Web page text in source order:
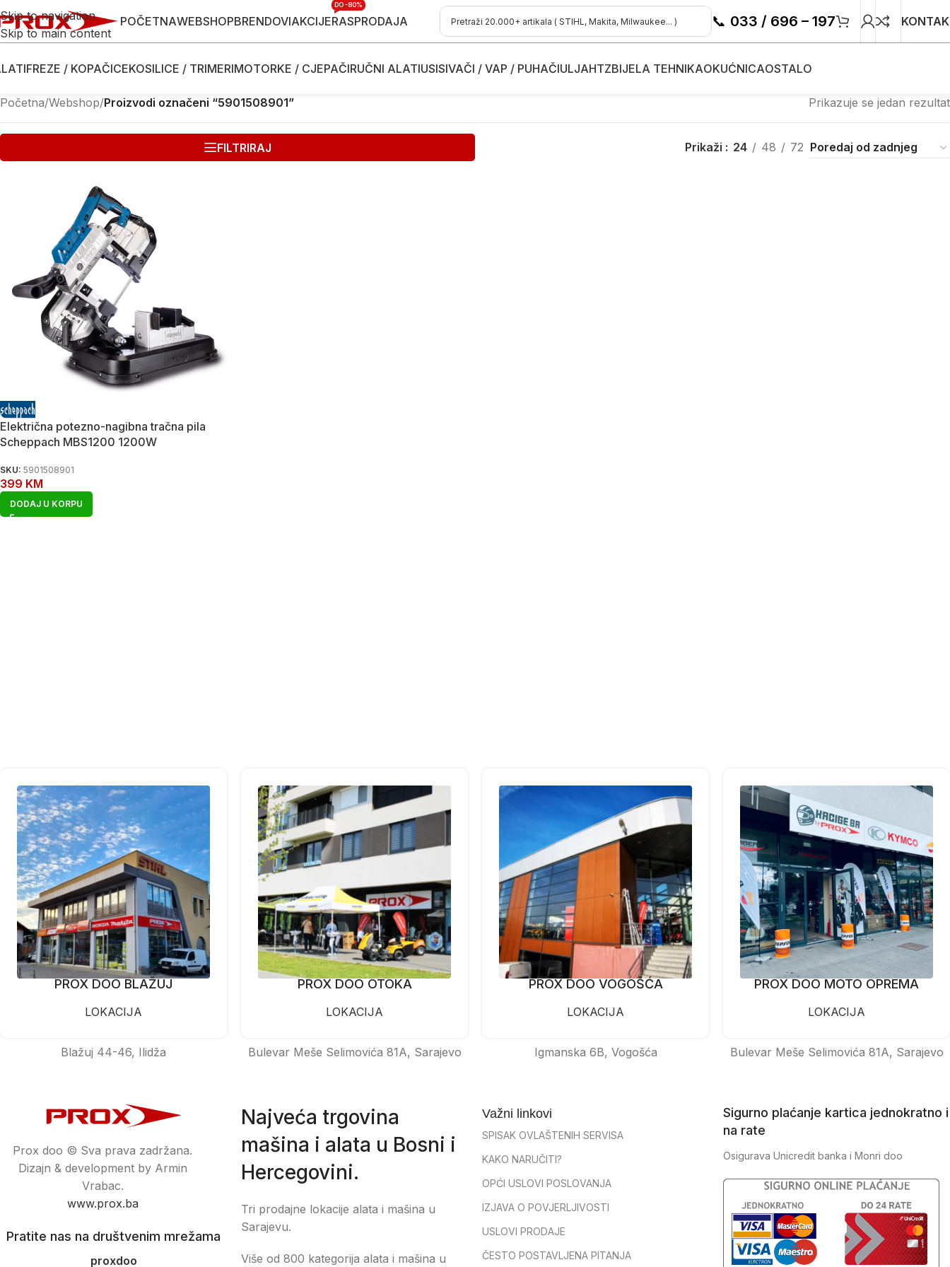
Skip to navigation
Skip to main content
POČETNAWEBSHOPBRENDOVIAKCIJERASPRODAJA
DO -80%
📞 033 / 696 – 197
FREZE / KOPAČICEKOSILICE / TRIMERIMOTORKE / CJEPAČIRUČNI ALATIUSISIVAČI / VAP / PUHAČIULJAHTZBIJELA TEHNIKAOKUĆNICAOSTALO
Početna/Webshop/Proizvodi označeni “5901508901” Prikazuje se jedan rezultat
FILTRIRAJ Prikaži 24 48 72
Električna potezno-nagibna tračna pila
Scheppach MBS1200 1200W
SKU: 5901508901
399 KM
DODAJ U KORPU
PROX DOO BLAŽUJ
LOKACIJA
Blažuj 44-46, Ilidža
PROX DOO OTOKA
LOKACIJA
Bulevar Meše Selimovića 81A, Sarajevo
PROX DOO VOGOŠĆA
LOKACIJA
Igmanska 6B, Vogošća
PROX DOO MOTO OPREMA
LOKACIJA
Bulevar Meše Selimovića 81A, Sarajevo
Prox doo © Sva prava zadržana.
Dizajn & development by Armin
Vrabac.
www.prox.ba
Pratite nas na društvenim mrežama
proxdoo
Najveća trgovina
mašina i alata u Bosni i
Hercegovini.
Tri prodajne lokacije alata i mašina u
Sarajevu.
Više od 800 kategorija alata i mašina u
Važni linkovi
SPISAK OVLAŠTENIH SERVISA
KAKO NARUČITI?
OPĆI USLOVI POSLOVANJA
IZJAVA O POVJERLJIVOSTI
USLOVI PRODAJE
ČESTO POSTAVLJENA PITANJA
Sigurno plaćanje kartica jednokratno i
na rate
Osigurava Unicredit banka i Monri doo